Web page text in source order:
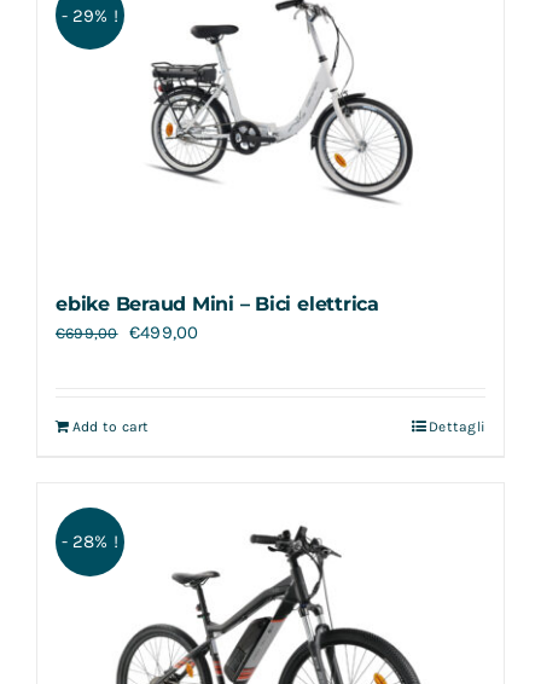
- 29% !
ebike Beraud Mini – Bici elettrica
€699,00 €499,00
Add to cart Dettagli
- 28% !